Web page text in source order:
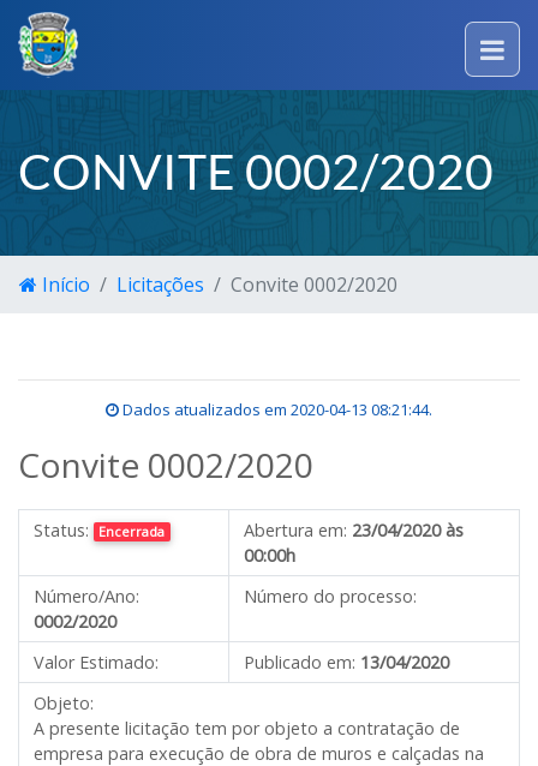
CONVITE 0002/2020
Início Licitações Convite 0002/2020
Dados atualizados em 2020-04-13 08:21:44.
Convite 0002/2020
Status: Encerrada Abertura em: 23/04/2020 às
00:00h
Número/Ano:
0002/2020
Número do processo:
Valor Estimado: Publicado em: 13/04/2020
Objeto:
A presente licitação tem por objeto a contratação de
empresa para execução de obra de muros e calçadas na